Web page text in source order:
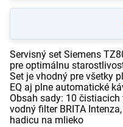
Servisný set Siemens
pre optimálnu
Set je vhodný pre všetky
EQ aj plne automatické
Obsah sady: 10
vodný filter BRITA
hadicu na mlieko